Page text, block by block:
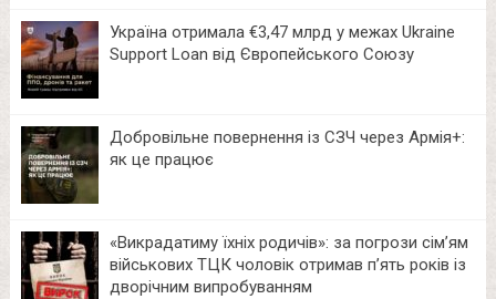
Україна отримала €3,47 млрд у межах Ukraine
Support Loan від Європейського Союзу
Добровільне повернення із СЗЧ через Армія+:
як це працює
«Викрадатиму їхніх родичів»: за погрози сім’ям
військових ТЦК чоловік отримав п’ять років із
дворічним випробуванням